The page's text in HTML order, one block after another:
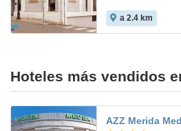
a 2.4 km
Hoteles más vendidos
AZZ Merida